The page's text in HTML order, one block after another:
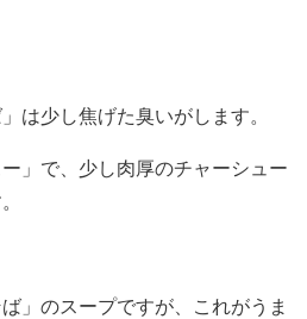
は少し焦げた臭いがします。
」で、少し肉厚のチャーシュー
」のスープですが、これがうま